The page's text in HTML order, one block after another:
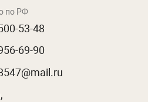
по РФ
53-48
69-90